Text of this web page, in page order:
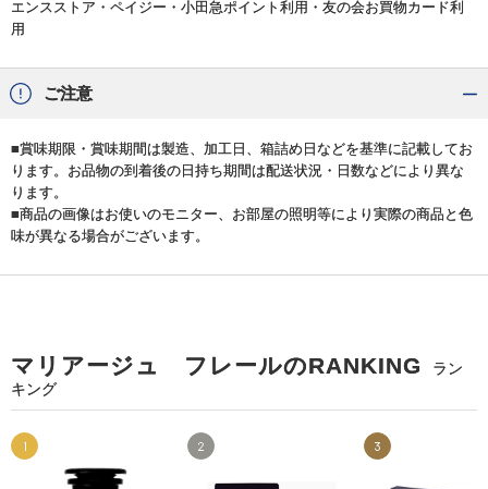
エンスストア・ペイジー・小田急ポイント利用・友の会お買物カード利
用
ご注意
■賞味期限・賞味期間は製造、加工日、箱詰め日などを基準に記載してお
ります。お品物の到着後の日持ち期間は配送状況・日数などにより異な
ります。
■商品の画像はお使いのモニター、お部屋の照明等により実際の商品と色
味が異なる場合がございます。
マリアージュ フレールのRANKING
ラン
キング
1 2 3